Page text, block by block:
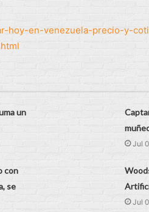
hoy-en-venezuela-precio-y-
un
Jul
con
se
Jul